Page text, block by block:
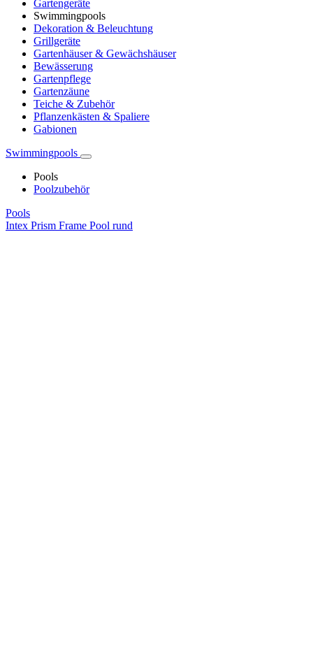
Gartengeräte
Swimmingpools
Dekoration & Beleuchtung
Grillgeräte
Gartenhäuser & Gewächshäuser
Bewässerung
Gartenpflege
Gartenzäune
Teiche & Zubehör
Pflanzenkästen & Spaliere
Gabionen
Swimmingpools
Pools
Poolzubehör
Pools
Intex Prism Frame Pool rund